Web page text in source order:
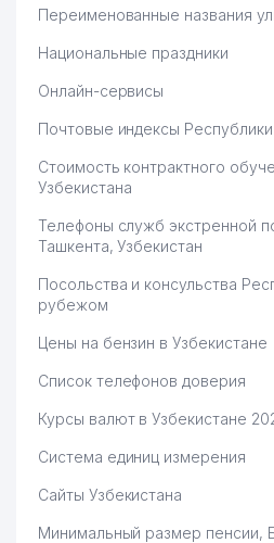
Переименованные названия
Национальные праздники
Онлайн-сервисы
Почтовые индексы Республики
Стоимость контрактного
Узбекистана
Телефоны служб экстренной
Ташкента, Узбекистан
Посольства и консульства
рубежом
Цены на бензин в Узбекистане
Список телефонов доверия
Курсы валют в Узбекистане
Система единиц измерения
Сайты Узбекистана
Минимальный размер пенсии,